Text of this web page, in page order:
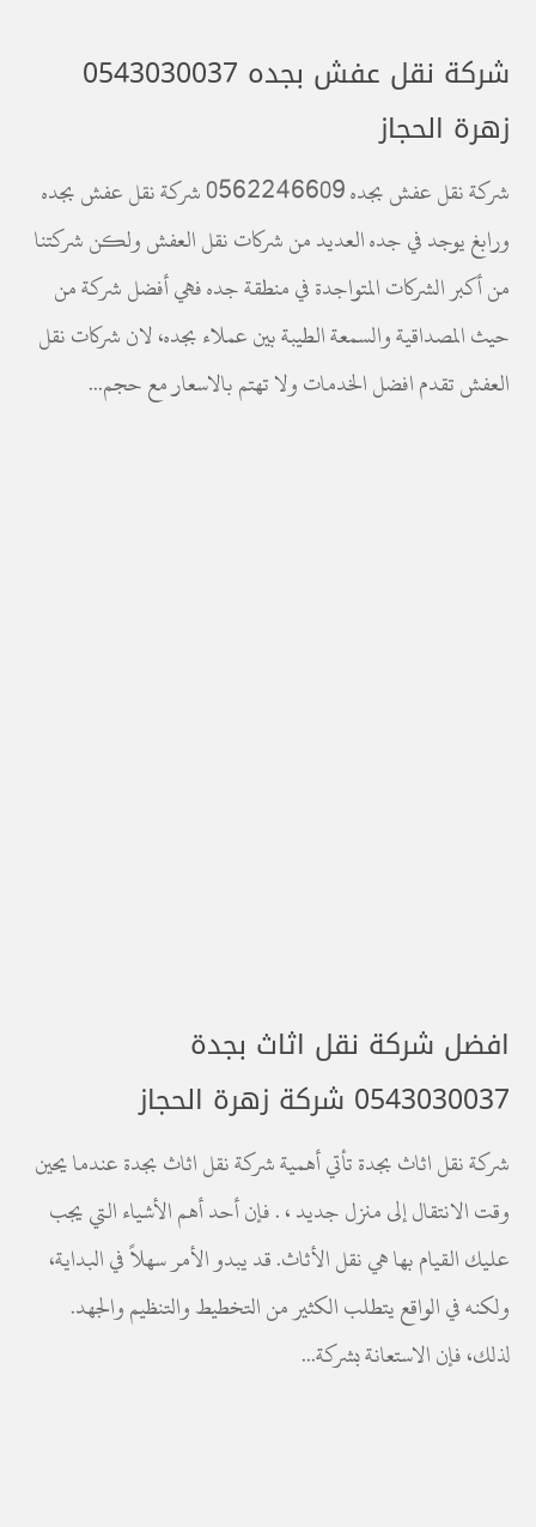
شركة نقل عفش بجده 0543030037
زهرة الحجاز
شركة نقل عفش بجده 0562246609 شركة نقل عفش بجده
ورابغ يوجد في جده العديد من شركات نقل العفش ولكن شركتنا
من أكبر الشركات المتواجدة في منطقة جده فهي أفضل شركة من
حيث المصداقية والسمعة الطيبة بين عملاء بجده، لان شركات نقل
العفش تقدم افضل الخدمات ولا تهتم بالاسعار مع حجم...
افضل شركة نقل اثاث بجدة
0543030037 شركة زهرة الحجاز
شركة نقل اثاث بجدة تأتي أهمية شركة نقل اثاث بجدة عندما يحين
وقت الانتقال إلى منزل جديد ، . فإن أحد أهم الأشياء التي يجب
عليك القيام بها هي نقل الأثاث. قد يبدو الأمر سهلاً في البداية،
ولكنه في الواقع يتطلب الكثير من التخطيط والتنظيم والجهد.
لذلك، فإن الاستعانة بشركة...